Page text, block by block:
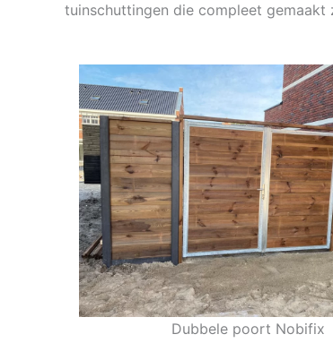
tuinschuttingen die compleet
Dubbele poort Nobifix